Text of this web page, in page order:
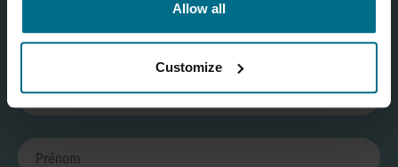
Allow all
Customize
CONTACTEZ NOUS